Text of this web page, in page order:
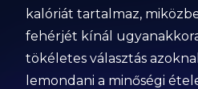
kalóriát tartalmaz,
fehérjét kínál
tökéletes választás
lemondani a minőségi